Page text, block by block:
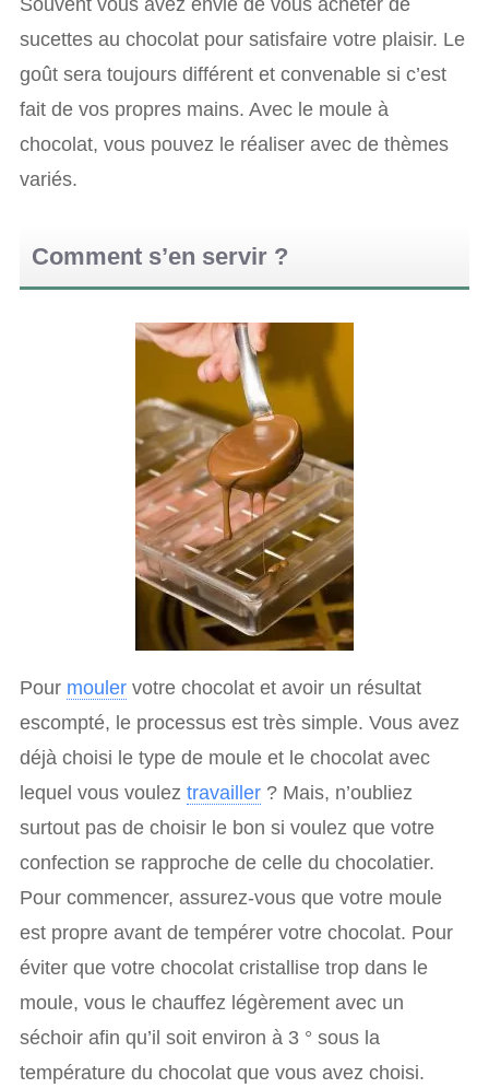
sucettes au chocolat pour satisfaire votre plaisir. Le
goût sera toujours différent et convenable si c’est
fait de vos propres mains. Avec le moule à
chocolat, vous pouvez le réaliser avec de thèmes
variés.
Comment s’en servir ?
Pour mouler votre chocolat et avoir un résultat
escompté, le processus est très simple. Vous avez
déjà choisi le type de moule et le chocolat avec
lequel vous voulez travailler ? Mais, n’oubliez
surtout pas de choisir le bon si voulez que votre
confection se rapproche de celle du chocolatier.
Pour commencer, assurez-vous que votre moule
est propre avant de tempérer votre chocolat. Pour
éviter que votre chocolat cristallise trop dans le
moule, vous le chauffez légèrement avec un
séchoir afin qu’il soit environ à 3 ° sous la
température du chocolat que vous avez choisi.